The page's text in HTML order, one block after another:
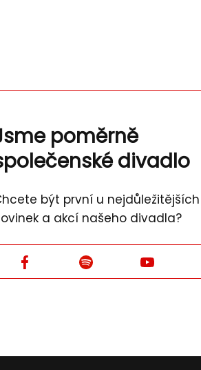
poměrně
divadlo
být první u nejdůležitějších
a akcí našeho divadla?
Facebook Facebook Facebook